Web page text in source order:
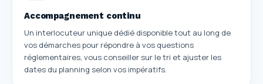
Accompagnement continu
Un interlocuteur unique dédié disponible tout au long de
vos démarches pour répondre à vos questions
réglementaires, vous conseiller sur le tri et ajuster les
dates du planning selon vos impératifs.